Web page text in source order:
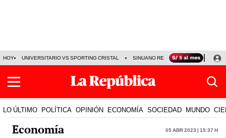
HOY UNIVERSITARIO VS SPORTING CRISTAL SINUANO RESULTADOS HOY
LO ÚLTIMO POLÍTICA OPINIÓN ECONOMÍA SOCIEDAD MUNDO
Economía 05 Abr 2023 | 15:37 h